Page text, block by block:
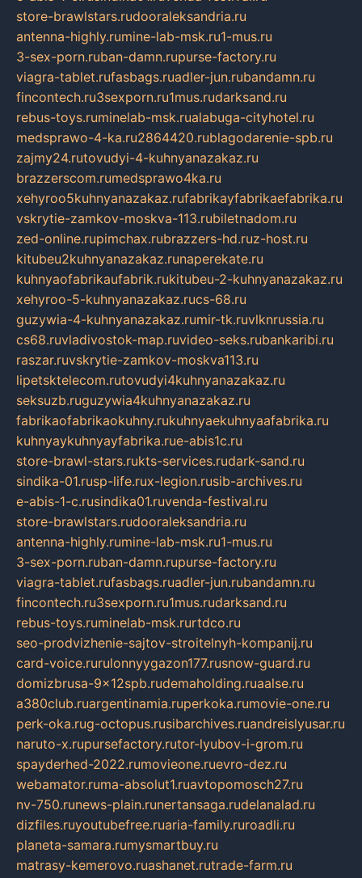
store-brawlstars.rudooraleksandria.ru
antenna-highly.rumine-lab-msk.ru1-mus.ru
3-sex-porn.ruban-damn.rupurse-factory.ru
viagra-tablet.rufasbags.ruadler-jun.rubandamn.ru
fincontech.ru3sexporn.ru1mus.rudarksand.ru
rebus-toys.ruminelab-msk.rualabuga-cityhotel.ru
medsprawo-4-ka.ru2864420.rublagodarenie-spb.ru
zajmy24.rutovudyi-4-kuhnyanazakaz.ru
brazzerscom.rumedsprawo4ka.ru
xehyroo5kuhnyanazakaz.rufabrikayfabrikaefabrika.ru
vskrytie-zamkov-moskva-113.rubiletnadom.ru
zed-online.rupimchax.rubrazzers-hd.ruz-host.ru
kitubeu2kuhnyanazakaz.runaperekate.ru
kuhnyaofabrikaufabrik.rukitubeu-2-kuhnyanazakaz.ru
xehyroo-5-kuhnyanazakaz.rucs-68.ru
guzywia-4-kuhnyanazakaz.rumir-tk.ruvlknrussia.ru
cs68.ruvladivostok-map.ruvideo-seks.rubankaribi.ru
raszar.ruvskrytie-zamkov-moskva113.ru
lipetsktelecom.rutovudyi4kuhnyanazakaz.ru
seksuzb.ruguzywia4kuhnyanazakaz.ru
fabrikaofabrikaokuhny.rukuhnyaekuhnyaafabrika.ru
kuhnyaykuhnyayfabrika.rue-abis1c.ru
store-brawl-stars.rukts-services.rudark-sand.ru
sindika-01.rusp-life.rux-legion.rusib-archives.ru
e-abis-1-c.rusindika01.ruvenda-festival.ru
store-brawlstars.rudooraleksandria.ru
antenna-highly.rumine-lab-msk.ru1-mus.ru
3-sex-porn.ruban-damn.rupurse-factory.ru
viagra-tablet.rufasbags.ruadler-jun.rubandamn.ru
fincontech.ru3sexporn.ru1mus.rudarksand.ru
rebus-toys.ruminelab-msk.rurtdco.ru
seo-prodvizhenie-sajtov-stroitelnyh-kompanij.ru
card-voice.rurulonnyygazon177.rusnow-guard.ru
domizbrusa-9x12spb.rudemaholding.ruaalse.ru
a380club.ruargentinamia.ruperkoka.rumovie-one.ru
perk-oka.rug-octopus.rusibarchives.ruandreislyusar.ru
naruto-x.rupursefactory.rutor-lyubov-i-grom.ru
spayderhed-2022.rumovieone.ruevro-dez.ru
webamator.ruma-absolut1.ruavtopomosch27.ru
nv-750.runews-plain.runertansaga.rudelanalad.ru
dizfiles.ruyoutubefree.ruaria-family.ruroadli.ru
planeta-samara.rumysmartbuy.ru
matrasy-kemerovo.ruashanet.rutrade-farm.ru